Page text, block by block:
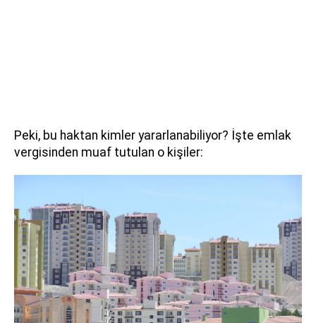
Peki, bu haktan kimler yararlanabiliyor? İşte emlak
vergisinden muaf tutulan o kişiler: